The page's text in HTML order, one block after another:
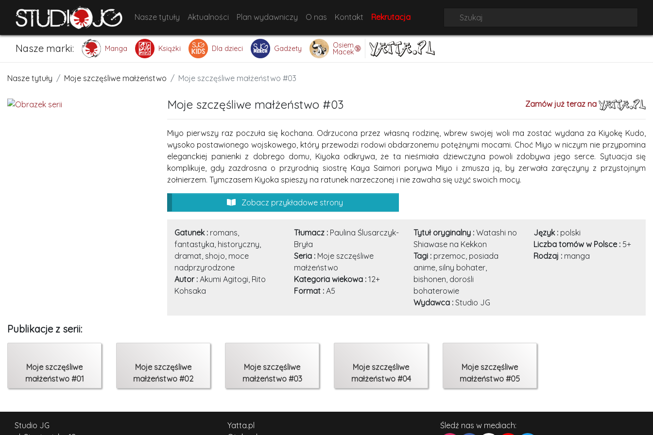
Nasze tytuły Aktualności Plan wydawniczy O nas Kontakt Rekrutacja
Nasze marki: Manga Książki Dla dzieci Gadżety Osiem
Macek🔞
Nasze tytuły Moje szczęśliwe małżeństwo Moje szczęśliwe małżeństwo #03
Moje szczęśliwe małżeństwo #03 Zamów już teraz na
Miyo pierwszy raz poczuła się kochana. Odrzucona przez własną rodzinę, wbrew swojej woli ma zostać wydana za Kiyokę Kudo,
wysoko postawionego wojskowego, który przewodzi rodowi obdarzonemu potężnymi mocami. Choć Miyo w niczym nie przypomina
eleganckiej panienki z dobrego domu, Kiyoka odkrywa, że ta nieśmiała dziewczyna powoli zdobywa jego serce. Sytuacja się
komplikuje, gdy zazdrosna o przyrodnią siostrę Kaya Saimori porywa Miyo i zmusza ją, by zerwała zaręczyny z przystojnym
żołnierzem. Tymczasem Kiyoka spieszy na ratunek narzeczonej i nie zawaha się użyć swoich mocy.
Zobacz przykładowe strony
Gatunek : romans,
fantastyka, historyczny,
dramat, shojo, moce
nadprzyrodzone
Autor : Akumi Agitogi, Rito
Kohsaka
Tłumacz : Paulina Ślusarczyk-
Bryła
Seria : Moje szczęśliwe
małżeństwo
Kategoria wiekowa : 12+
Format : A5
Tytuł oryginalny :Watashi no
Shiawase na Kekkon
Tagi : przemoc, posiada
anime, silny bohater,
bishonen, dorośli
bohaterowie
Wydawca :Studio JG
Język : polski
Liczba tomów w Polsce : 5+
Rodzaj : manga
Publikacje z serii:
Moje szczęśliwe
małżeństwo #01
Moje szczęśliwe
małżeństwo #02
Moje szczęśliwe
małżeństwo #03
Moje szczęśliwe
małżeństwo #04
Moje szczęśliwe
małżeństwo #05
Studio JG
Yatta.pl
Śledź nas w mediach: